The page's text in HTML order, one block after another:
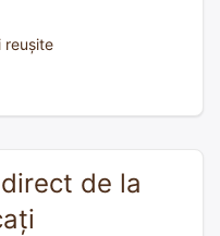
reușite
de la